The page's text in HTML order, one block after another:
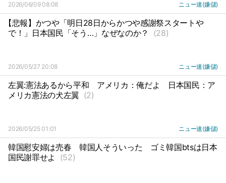
2026/06/09 08:08 ニュー速(嫌儲)
【悲報】かつや「明日28日からかつや感謝祭スタートや
で！」日本国民「そう…」なぜなのか？
(28)
2026/05/27 20:08 ニュー速(嫌儲)
左翼:憲法あるから平和 アメリカ：俺だよ
日本国民：ア
メリカ憲法の犬左翼 (2)
2026/05/25 01:01 ニュー速(嫌儲)
韓国慰安婦は売春 韓国人そういった
ゴミ韓国btsは日本
国民謝罪せよ
(52)